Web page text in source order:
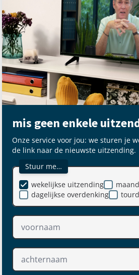
mis geen enkele
Onze service voor jou: we sturen je
de link naar de nieuwste uitzending.
Stuur me…
dagelijkse overdenking
wekelijkse uitzending